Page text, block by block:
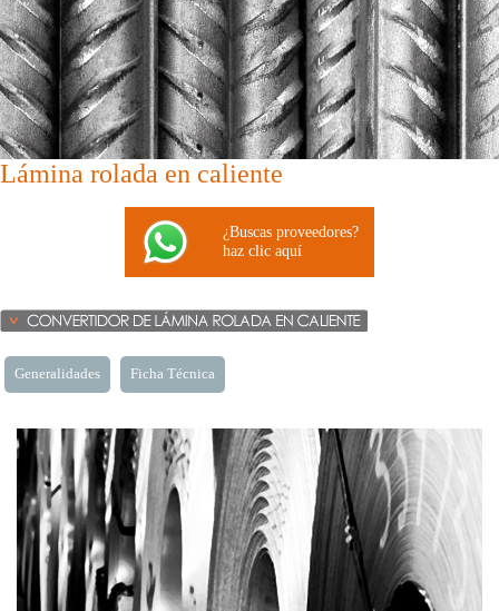
Lámina rolada en caliente
¿Buscas proveedores?
haz clic aquí
Generalidades Ficha Técnica